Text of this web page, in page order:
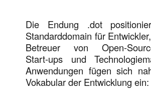
Die Endung .dot
Standarddomain für
Betreuer von Open-
Start-ups und
Anwendungen fügen sich
Vokabular der Entwicklung ein: